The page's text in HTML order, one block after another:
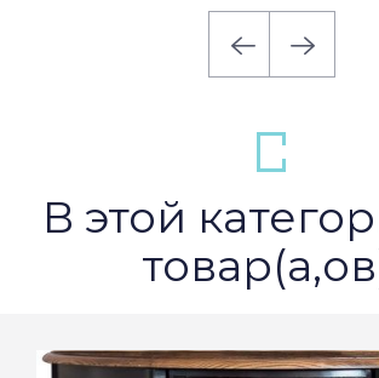
В этой